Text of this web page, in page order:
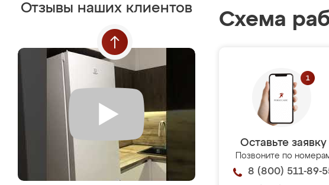
Отзывы наших клиентов
Схема
Оставьте заявку
Позвоните по
8 (800) 511-89-